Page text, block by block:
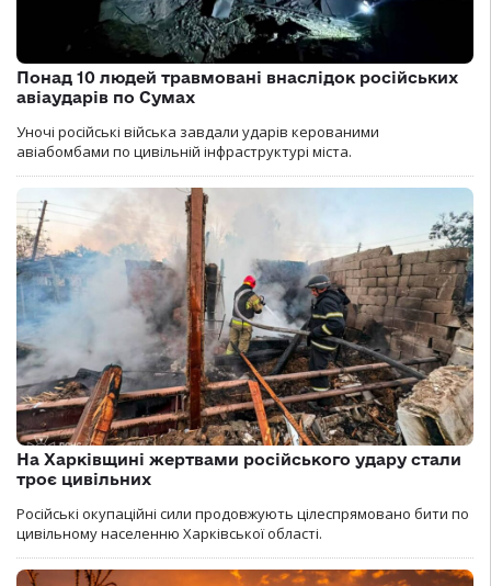
Понад 10 людей травмовані внаслідок російських
авіаударів по Сумах
Уночі російські війська завдали ударів керованими
авіабомбами по цивільній інфраструктурі міста.
На Харківщині жертвами російського удару стали
троє цивільних
Російські окупаційні сили продовжують цілеспрямовано бити по
цивільному населенню Харківської області.